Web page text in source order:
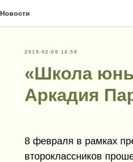
Новости
2019-02-09 14:58
«Школа
Аркадия
8 февраля в рамках
второклассников